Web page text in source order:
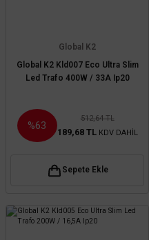
Global K2
Global K2 Kld007 Eco Ultra Slim
Led Trafo 400W / 33A Ip20
%63
512,64 TL
189,68 TL KDV DAHİL
Sepete Ekle